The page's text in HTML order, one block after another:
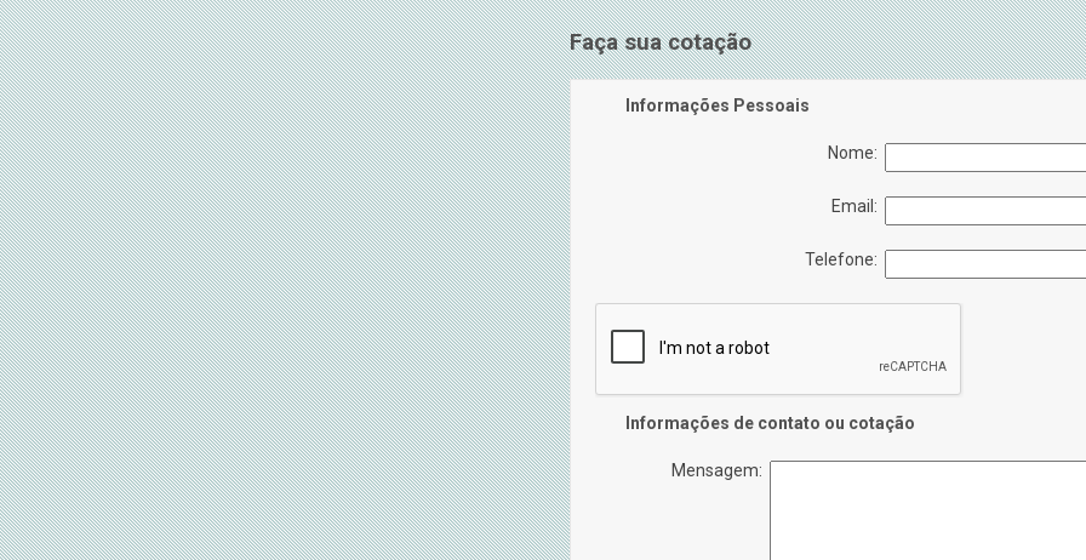
Faça sua cotação
Informações Pessoais
Nome:
Email:
Telefone:
Informações de contato ou cotação
Mensagem: